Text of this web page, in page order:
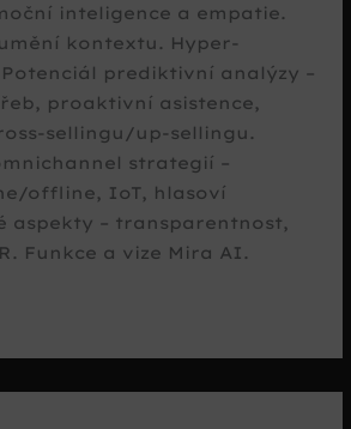
inteligence a empatie.
kontextu. Hyper-
prediktivní analýzy –
proaktivní asistence,
sellingu/up-sellingu.
strategií –
offline, IoT, hlasoví
aspekty – transparentnost,
Funkce a vize Mira AI.